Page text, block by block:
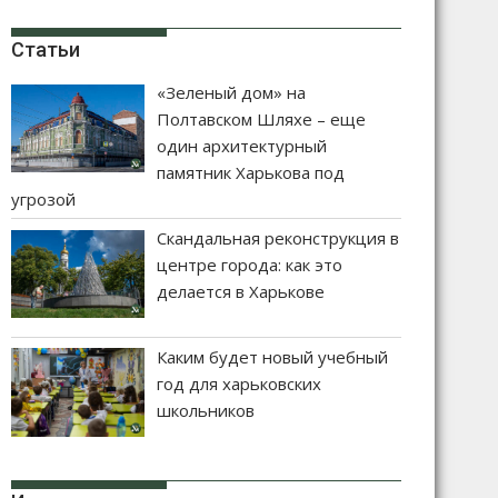
Статьи
«Зеленый дом» на
Полтавском Шляхе – еще
один архитектурный
памятник Харькова под
угрозой
Скандальная реконструкция в
центре города: как это
делается в Харькове
Каким будет новый учебный
год для харьковских
школьников